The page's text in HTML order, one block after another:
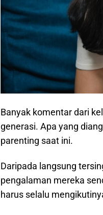
Banyak komentar dari
generasi. Apa yang
parenting saat ini.
Daripada langsung
pengalaman mereka
harus selalu